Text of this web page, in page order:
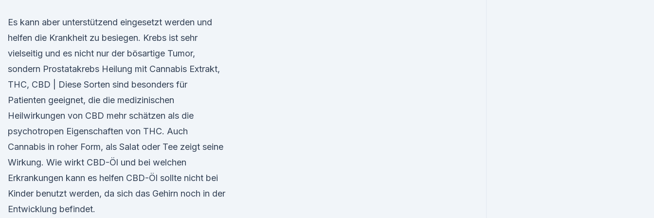
Es kann aber unterstützend eingesetzt werden und
helfen die Krankheit zu besiegen. Krebs ist sehr
vielseitig und es nicht nur der bösartige Tumor,
sondern Prostatakrebs Heilung mit Cannabis Extrakt,
THC, CBD | Diese Sorten sind besonders für
Patienten geeignet, die die medizinischen
Heilwirkungen von CBD mehr schätzen als die
psychotropen Eigenschaften von THC. Auch
Cannabis in roher Form, als Salat oder Tee zeigt seine
Wirkung. Wie wirkt CBD-Öl und bei welchen
Erkrankungen kann es helfen CBD-Öl sollte nicht bei
Kinder benutzt werden, da sich das Gehirn noch in der
Entwicklung befindet.